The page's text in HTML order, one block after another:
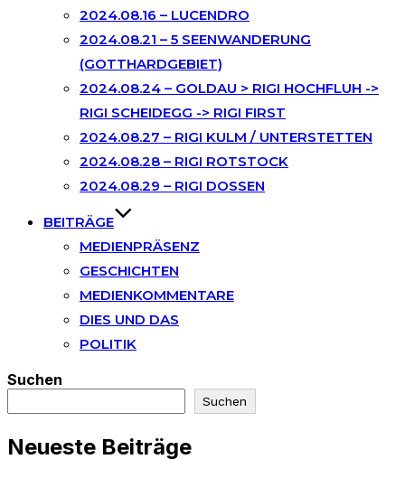
2024.08.16 – LUCENDRO
2024.08.21 – 5 SEENWANDERUNG
(GOTTHARDGEBIET)
2024.08.24 – GOLDAU > RIGI HOCHFLUH ->
RIGI SCHEIDEGG -> RIGI FIRST
2024.08.27 – RIGI KULM / UNTERSTETTEN
2024.08.28 – RIGI ROTSTOCK
2024.08.29 – RIGI DOSSEN
BEITRÄGE
MEDIENPRÄSENZ
GESCHICHTEN
MEDIENKOMMENTARE
DIES UND DAS
POLITIK
Suchen
Suchen
Neueste Beiträge